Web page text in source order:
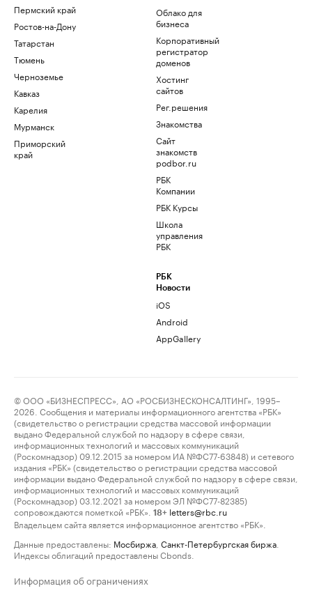
Пермский край
Ростов-на-Дону
Татарстан
Тюмень
Черноземье
Кавказ
Карелия
Мурманск
Приморский
край
Облако для
бизнеса
Корпоративный
регистратор
доменов
Хостинг
сайтов
Рег.решения
Знакомства
Сайт
знакомств
podbor.ru
РБК
Компании
РБК Курсы
Школа
управления
РБК
РБК
Новости
iOS
Android
AppGallery
© ООО «БИЗНЕСПРЕСС», АО «РОСБИЗНЕСКОНСАЛТИНГ», 1995–
2026. Сообщения и материалы информационного агентства «РБК»
(свидетельство о регистрации средства массовой информации
выдано Федеральной службой по надзору в сфере связи,
информационных технологий и массовых коммуникаций
(Роскомнадзор) 09.12.2015 за номером ИА №ФС77-63848) и сетевого
издания «РБК» (свидетельство о регистрации средства массовой
информации выдано Федеральной службой по надзору в сфере связи,
информационных технологий и массовых коммуникаций
(Роскомнадзор) 03.12.2021 за номером ЭЛ №ФС77-82385)
сопровождаются пометкой «РБК».
18+ letters@rbc.ru
Владельцем сайта является информационное агентство «РБК».
Данные предоставлены: Мосбиржа Санкт-Петербургская биржа
Индексы облигаций предоставлены Cbonds.
Информация об ограничениях